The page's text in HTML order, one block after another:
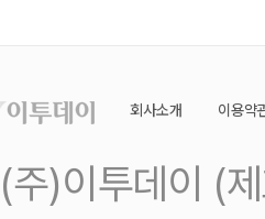
회사소개 이용약
(주)이투데이 (